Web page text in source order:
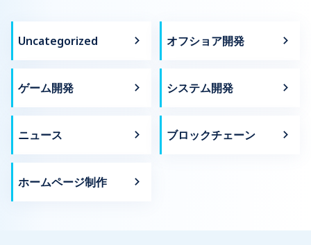
Uncategorized オフショア開発
ゲーム開発 システム開発
ニュース ブロックチェーン
ホームページ制作